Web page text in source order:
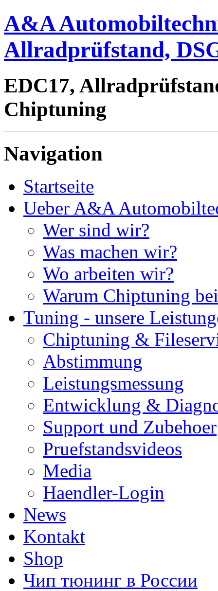
A&A
Allradprüfstand,
EDC17,
Chiptuning
Navigation
Startseite
Ueber A&A
Wer sind wir?
Was machen wir?
Wo arbeiten wir?
Warum Chiptuning
Tuning - unsere
Chiptuning &
Abstimmung
Leistungsmessung
Entwicklung &
Support und Zubehoer
Pruefstandsvideos
Media
Haendler-Login
News
Kontakt
Shop
Чип тюнинг в России